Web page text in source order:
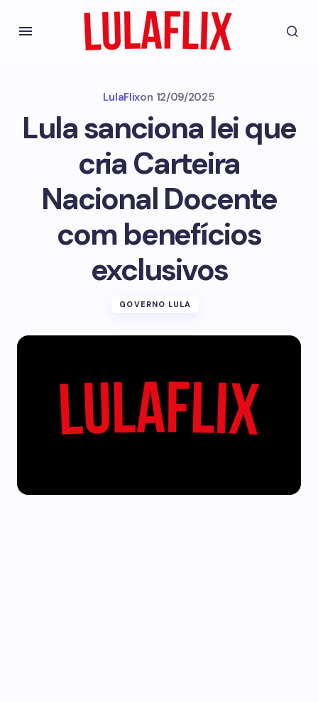
LulaFlixon 12/09/2025
Lula sanciona lei que
cria Carteira
Nacional Docente
com benefícios
exclusivos
GOVERNO LULA